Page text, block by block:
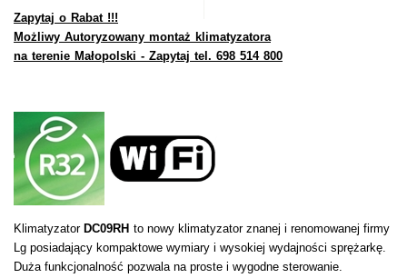
Zapytaj o Rabat !!!
Możliwy Autoryzowany montaż klimatyzatora
na terenie Małopolski - Zapytaj tel. 698 514 800
Klimatyzator DC09RH to nowy klimatyzator znanej i renomowanej firmy
Lg posiadający kompaktowe wymiary i wysokiej wydajności sprężarkę.
Duża funkcjonalność pozwala na proste i wygodne sterowanie.